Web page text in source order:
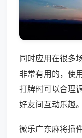
同时应用在很多
非常有用的，使
打牌时可以合理
好友间互动乐趣。
微乐广东麻将插